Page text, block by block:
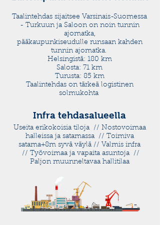
Taalintehdas sijaitsee Varsinais-Suomessa
- Turkuun ja Saloon on noin tunnin
ajomatka,
pääkaupunkiseudulle runsaan kahden
tunnin ajomatka.
Helsingistä: 180 km
Salosta: 71 km
Turusta: 85 km
Taalintehdas on tärkeä logistinen
solmukohta
Infra tehdasalueella
Useita erikokoisia tiloja // Nostovoimaa
halleissa ja satamassa // Toimiva
satama+8m syvä väylä // Valmis infra
// Työvoimaa ja vapaita asuntoja //
Paljon muunneltavaa hallitilaa